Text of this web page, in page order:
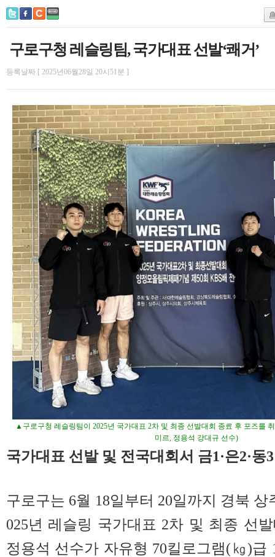
구로구청 레슬링팀, 국가대표 선발‘쾌거’
등록날짜 [ 2025년06월28일 20시51분 ]
▲구로구청 레슬링팀이 2025년 국가대표 2차 및 최종 선발대회 종료 후 포즈를
미르, 정용석 강대규 선수)
국가대표 선발 및 전국대회서 금1·은2·동
구로구는 6월 18일부터 20일까지 경북
025년 레슬링 국가대표 2차 및 최종 선
정용석 선수가 자유형 70킬로그램(㎏)급